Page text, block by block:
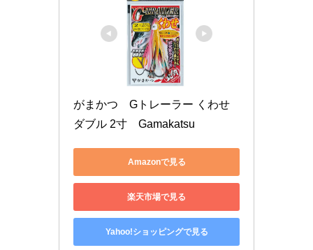
がまかつ　Gトレーラー くわせ
ダブル 2寸　Gamakatsu
Amazonで見る
楽天市場で見る
Yahoo!ショッピングで見る